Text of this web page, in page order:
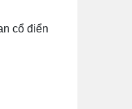
cổ điển